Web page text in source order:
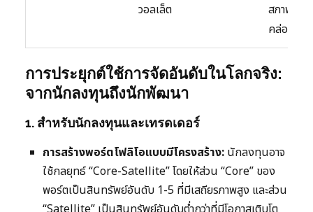
วอลเล็ต
สภาพ
คล่องสูง
การประยุกต์ใช้การจัดอันดับในโลกจริง:
จากนักลงทุนถึงนักพัฒนา
1. สำหรับนักลงทุนและเทรดเดอร์
การสร้างพอร์ตโฟลิโอแบบมีโครงสร้าง: นักลงทุนอาจ
ใช้กลยุทธ์ “Core-Satellite” โดยให้ส่วน “Core” ของ
พอร์ตเป็นสินทรัพย์อันดับ 1-5 ที่มีเสถียรภาพสูง และส่วน